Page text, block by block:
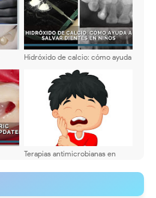
Hidróxido de calcio: cómo ayuda
Terapias antimicrobianas en
niños